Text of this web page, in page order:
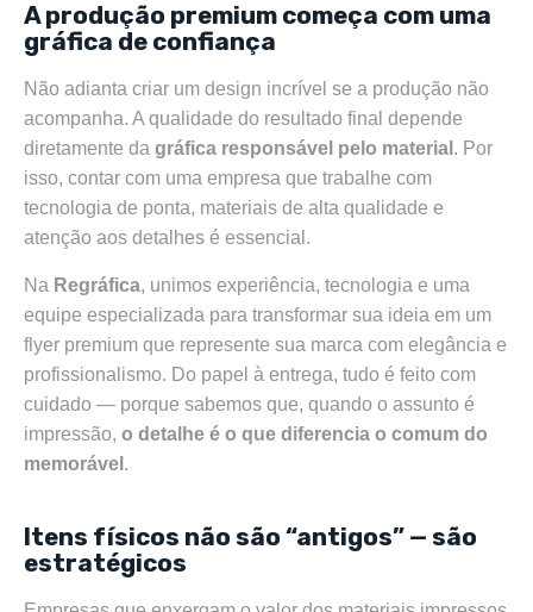
A produção premium começa com uma
gráfica de confiança
Não adianta criar um design incrível se a produção não
acompanha. A qualidade do resultado final depende
diretamente da gráfica responsável pelo material . Por
isso, contar com uma empresa que trabalhe com
tecnologia de ponta, materiais de alta qualidade e
atenção aos detalhes é essencial.
Na Regráfica, unimos experiência, tecnologia e uma
equipe especializada para transformar sua ideia em um
flyer premium que represente sua marca com elegância e
profissionalismo. Do papel à entrega, tudo é feito com
cuidado — porque sabemos que, quando o assunto é
impressão, o detalhe é o que diferencia o comum do
memorável .
Itens físicos não são “antigos” — são
estratégicos